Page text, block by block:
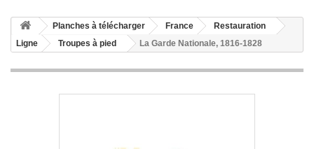
Planches à télécharger France
Restauration
Ligne
Troupes à pied La Garde Nationale, 1816-1828